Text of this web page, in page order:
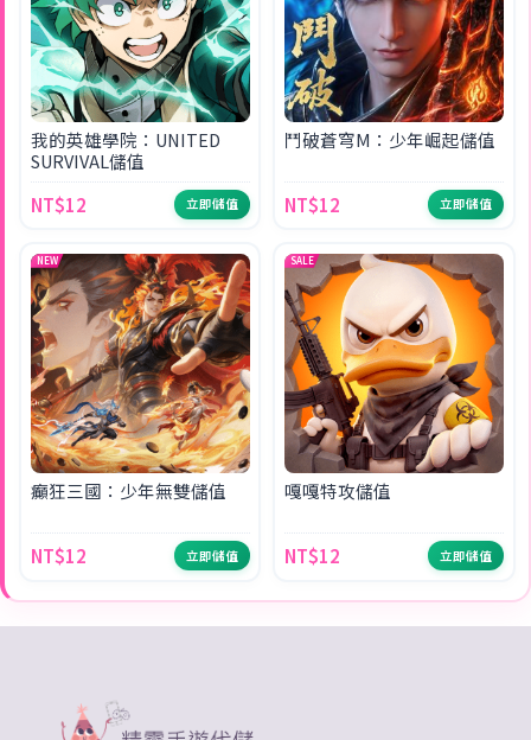
我的英雄學院：UNITED
SURVIVAL儲值
NT$12
立即儲值
鬥破蒼穹M：少年崛起儲值
NT$12 立即儲值
NEW
癲狂三國：少年無雙儲值
NT$12 立即儲值
SALE
嘎嘎特攻儲值
NT$12 立即儲值